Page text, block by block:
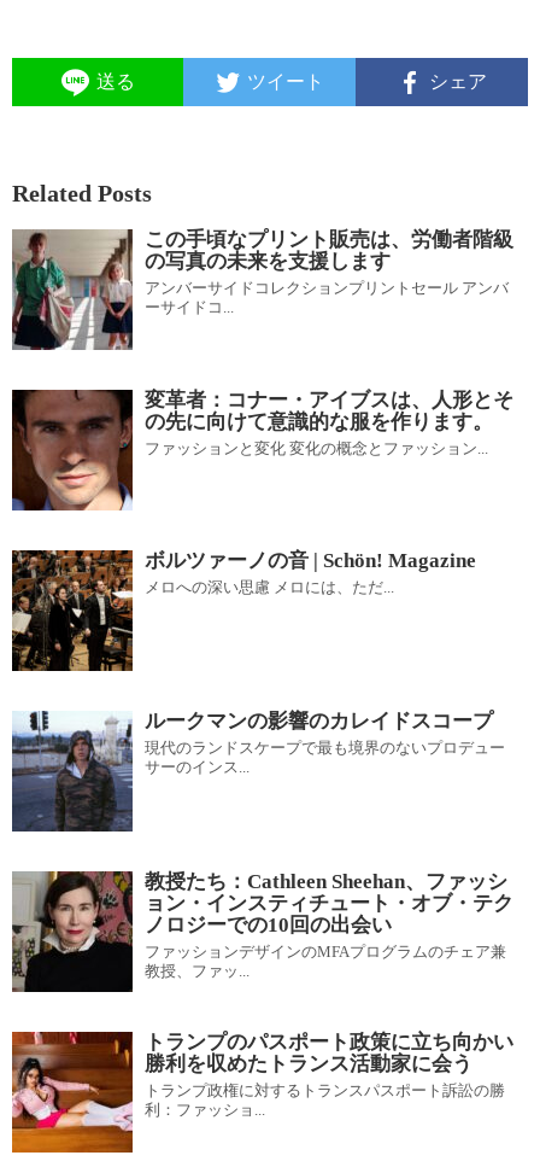
送る ツイート シェア
Related Posts
この手頃なプリント販売は、労働者階級
の写真の未来を支援します
アンバーサイドコレクションプリントセール アンバ
ーサイドコ...
変革者：コナー・アイブスは、人形とそ
の先に向けて意識的な服を作ります。
ファッションと変化 変化の概念とファッション...
ボルツァーノの音 | Schön! Magazine
メロへの深い思慮 メロには、ただ...
ルークマンの影響のカレイドスコープ
現代のランドスケープで最も境界のないプロデュー
サーのインス...
教授たち：Cathleen Sheehan、ファッシ
ョン・インスティチュート・オブ・テク
ノロジーでの10回の出会い
ファッションデザインのMFAプログラムのチェア兼
教授、ファッ...
トランプのパスポート政策に立ち向かい
勝利を収めたトランス活動家に会う
トランプ政権に対するトランスパスポート訴訟の勝
利：ファッショ...